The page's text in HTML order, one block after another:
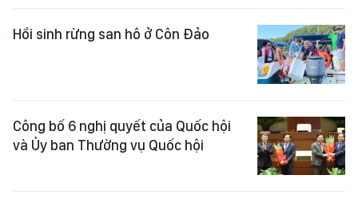
Hồi sinh rừng san hô ở Côn Đảo
Công bố 6 nghị quyết của Quốc hội
và Ủy ban Thường vụ Quốc hội